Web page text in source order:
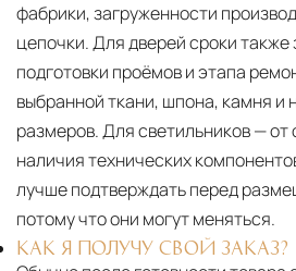
фабрики, загруженности
цепочки. Для дверей сроки также
подготовки проёмов и этапа
выбранной ткани, шпона, камня и
размеров. Для светильников — от
наличия технических
лучше подтверждать перед
потому что они могут меняться.
КАК Я ПОЛУЧУ СВОЙ ЗАКАЗ?